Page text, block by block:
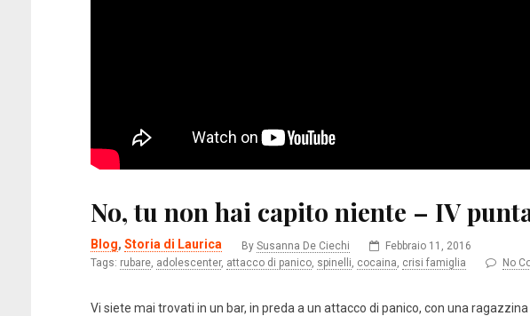
No, tu non hai capito niente – IV
Blog, Storia di Laurica By Susanna De Ciechi
Febbraio 11, 2016
Tags: rubare, adolescenter, attacco di panico, spinelli, cocaina, crisi famiglia No
Vi siete mai trovati in un bar, in preda a un attacco di panico, con una